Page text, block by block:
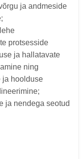
ja andmeside
protsesside
ja hallatavate
ning
ja hoolduse
ja nendega seotud